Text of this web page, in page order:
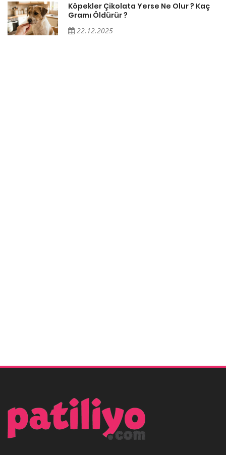
Köpekler Çikolata Yerse Ne Olur ? Kaç
Gramı Öldürür ?
22.12.2025